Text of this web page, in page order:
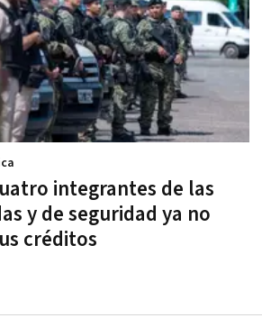
integrantes de las
y de seguridad ya no
créditos